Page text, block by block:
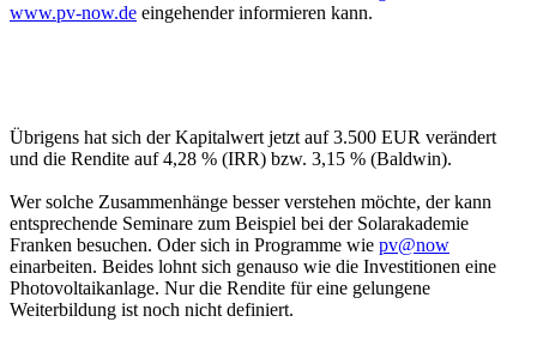
www.pv-now.de eingehender informieren kann.
Übrigens hat sich der Kapitalwert jetzt auf 3.500 EUR verändert
und die Rendite auf 4,28 % (IRR) bzw. 3,15 % (Baldwin).
Wer solche Zusammenhänge besser verstehen möchte, der kann
entsprechende Seminare zum Beispiel bei der Solarakademie
Franken besuchen. Oder sich in Programme wie pv@now
einarbeiten. Beides lohnt sich genauso wie die Investitionen eine
Photovoltaikanlage. Nur die Rendite für eine gelungene
Weiterbildung ist noch nicht definiert.